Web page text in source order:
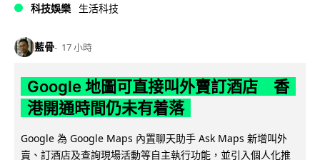
科技娛樂 生活科技
藍骨 17 小時
Google 地圖可直接叫外賣訂酒店 香
港開通時間仍未有着落
Google 為 Google Maps 內置聊天助手 Ask Maps 新增叫外
賣、訂酒店及查詢現場活動等自主執行功能，並引入個人化推